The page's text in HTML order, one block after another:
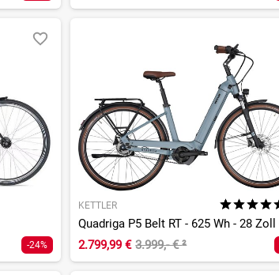
-24%
KETTLER
2.799,99 € 3.999,- €²